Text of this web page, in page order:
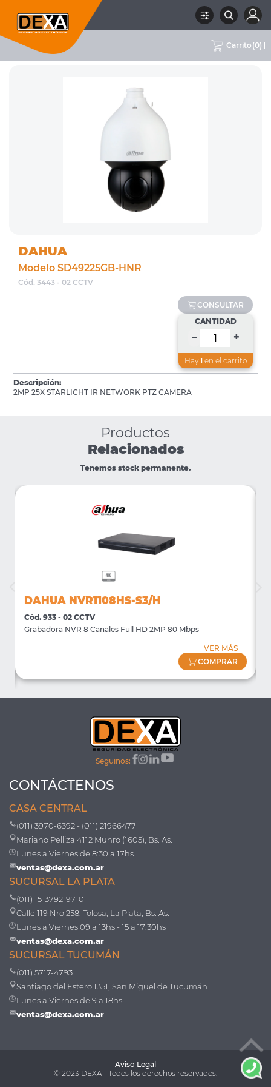
Carrito (0)
RUBRO SUBRUBRO
DAHUA
Modelo SD49225GB-HNR
Cód. 3443 - 02 CCTV
CONSULTAR
CANTIDAD
– +
Hay 1en el carrito
Descripción:
2MP 25X STARLICHT IR NETWORK PTZ CAMERA
Productos
Relacionados
Tenemos stock permanente.
DAHUA NVR1108HS-S3/H
Cód. 933 - 02 CCTV
Grabadora NVR 8 Canales Full HD 2MP 80 Mbps
VER MÁS
COMPRAR
Seguinos:
CONTÁCTENOS
CASA CENTRAL
(011) 3970-6392 - (011) 21966477
Mariano Pelliza 4112 Munro (1605), Bs. As.
Lunes a Viernes de 8:30 a 17hs.
ventas@dexa.com.ar
SUCURSAL LA PLATA
(011) 15-3792-9710
Calle 119 Nro 258, Tolosa, La Plata, Bs. As.
Lunes a Viernes 09 a 13hs - 15 a 17:30hs
ventas@dexa.com.ar
SUCURSAL TUCUMÁN
(011) 5717-4793
Santiago del Estero 1351, San Miguel de Tucumán
Lunes a Viernes de 9 a 18hs.
ventas@dexa.com.ar
Aviso Legal
© 2023 DEXA - Todos los derechos reservados.